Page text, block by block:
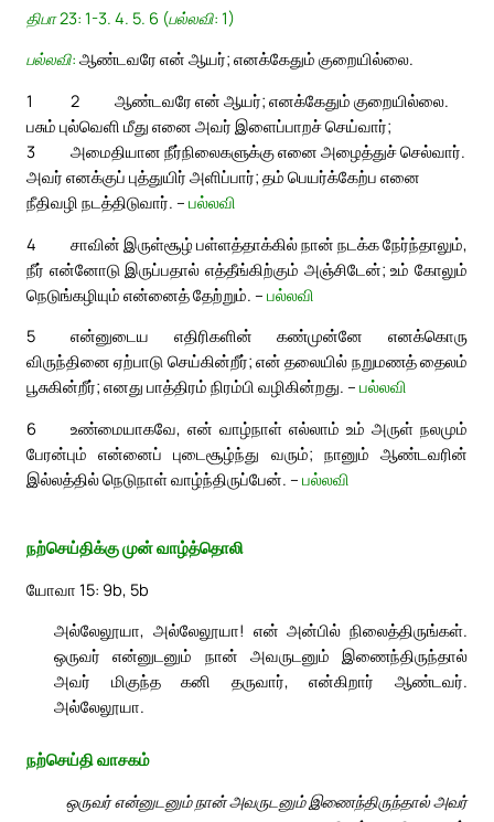
திபா 23: 1-3. 4. 5. 6 (பல்லவி: 1)
பல்லவி: ஆண்டவரே என் ஆயர்; எனக்கேதும் குறையில்லை.
1
ஆண்டவரே என் ஆயர்; எனக்கேதும் குறையில்லை.
2
பசும் புல்வெளி மீது எனை அவர் இளைப்பாறச் செய்வார்;
அமைதியான நீர்நிலைகளுக்கு எனை அழைத்துச் செல்வார்.
3
அவர் எனக்குப் புத்துயிர் அளிப்பார்; தம் பெயர்க்கேற்ப எனை
நீதிவழி நடத்திடுவார். – பல்லவி
4
சாவின் இருள்சூழ் பள்ளத்தாக்கில் நான் நடக்க நேர்ந்தாலும்,
நீர் என்னோடு இருப்பதால் எத்தீங்கிற்கும் அஞ்சிடேன்; உம் கோலும்
நெடுங்கழியும் என்னைத் தேற்றும். – பல்லவி
5
என்னுடைய எதிரிகளின் கண்முன்னே எனக்கொரு
விருந்தினை ஏற்பாடு செய்கின்றீர்; என் தலையில் நறுமணத் தைலம்
பூசுகின்றீர்; எனது பாத்திரம் நிரம்பி வழிகின்றது. – பல்லவி
6
உண்மையாகவே, என் வாழ்நாள் எல்லாம் உம் அருள் நலமும்
பேரன்பும் என்னைப் புடைசூழ்ந்து வரும்; நானும் ஆண்டவரின்
இல்லத்தில் நெடுநாள் வாழ்ந்திருப்பேன். – பல்லவி
நற்செய்திக்கு முன் வாழ்த்தொலி
யோவா 15: 9b, 5b
அல்லேலூயா, அல்லேலூயா! என் அன்பில் நிலைத்திருங்கள்.
ஒருவர் என்னுடனும் நான் அவருடனும் இணைந்திருந்தால்
அவர் மிகுந்த கனி தருவார், என்கிறார் ஆண்டவர்.
அல்லேலூயா.
நற்செய்தி வாசகம்
ஒருவர் என்னுடனும் நான் அவருடனும் இணைந்திருந்தால் அவர்